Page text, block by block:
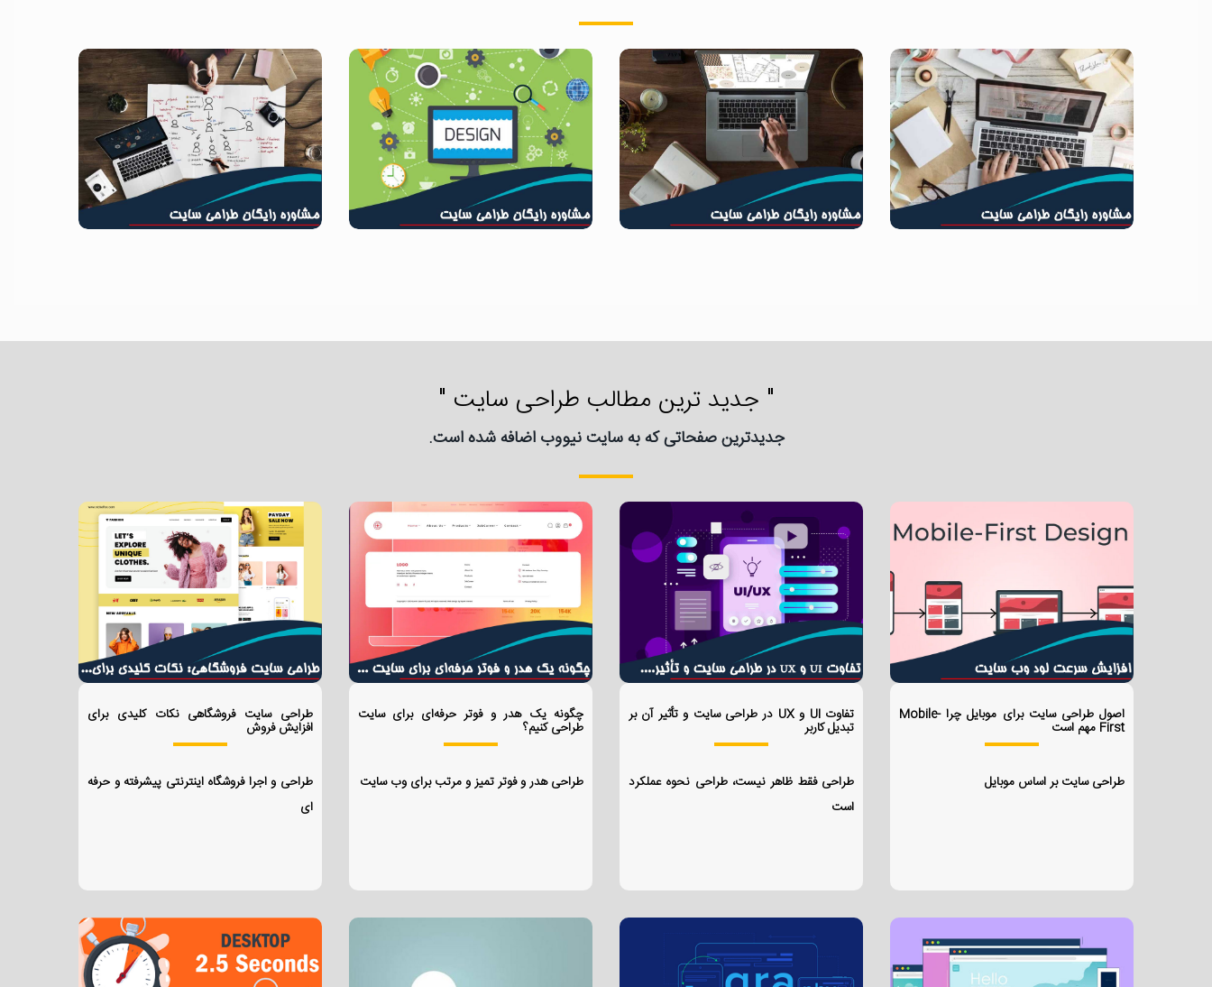
" جدید ترین مطالب طراحی سایت "
جدیدترین صفحاتی که به سایت نیووب اضافه شده است.
طراحی سایت فروشگاهی نکات کلیدی برای
افزایش فروش
طراحی و اجرا فروشگاه اینترنتی پیشرفته و حرفه
ای
چگونه یک هدر و فوتر حرفه‌ای برای سایت
طراحی کنیم؟
طراحی هدر و فوتر تمیز و مرتب برای وب سایت
تفاوت UI و UX در طراحی سایت و تأثیر آن بر
تبدیل کاربر
طراحی فقط ظاهر نیست، طراحی نحوه عملکرد
است
اصول طراحی سایت برای موبایل چرا Mobile-
First مهم است
طراحی سایت بر اساس موبایل